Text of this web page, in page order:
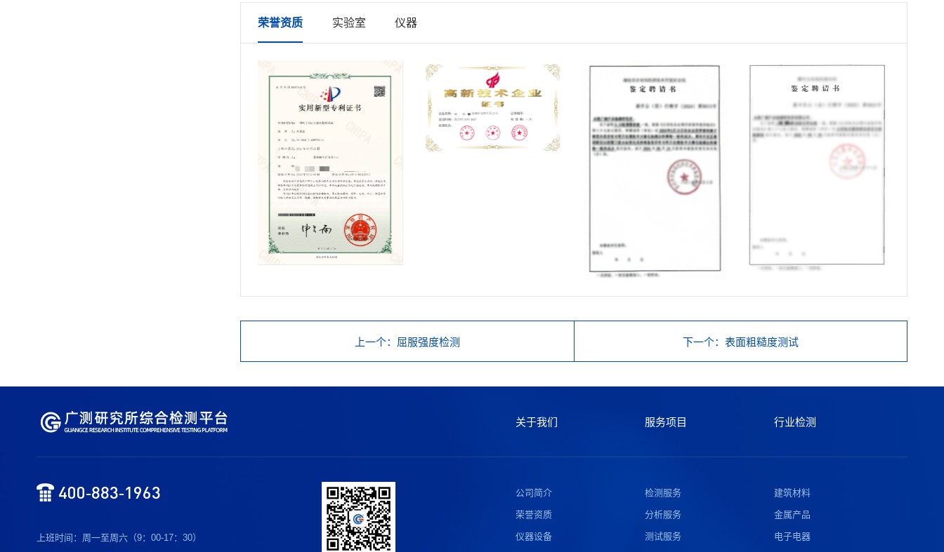
荣誉资质 实验室 仪器
上一个：屈服强度检测 下一个：表面粗糙度测试
关于我们 服务项目 行业检测
400-883-1963
上班时间：周一至周六（9：00-17：30）
公司简介
荣誉资质
仪器设备
检测服务
分析服务
测试服务
建筑材料
金属产品
电子电器